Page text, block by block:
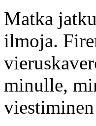
Matka
ilmoja.
minulle,